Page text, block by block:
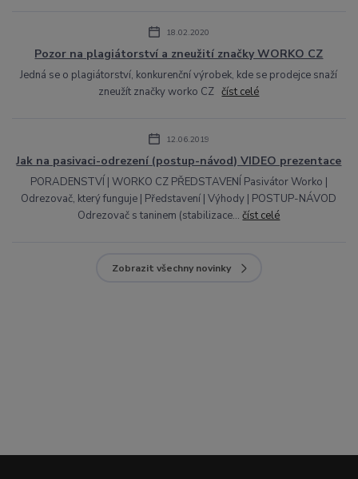
18.02.2020
Pozor na plagiátorství a zneužití značky WORKO CZ
Jedná se o plagiátorství, konkurenční výrobek, kde se prodejce snaží
zneužít značky worko CZčíst celé
12.06.2019
Jak na pasivaci-odrezení (postup-návod) VIDEO prezentace
PORADENSTVÍ | WORKO CZ PŘEDSTAVENÍ Pasivátor Worko |
Odrezovač, který funguje | Představení | Výhody | POSTUP-NÁVOD
Odrezovač s taninem (stabilizace...číst celé
Zobrazit všechny novinky